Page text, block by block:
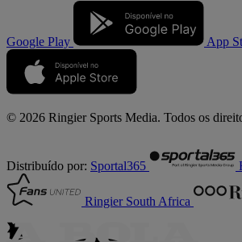
Google Play App
© 2026 Ringier Sports Media. Todos os
Distribuído por: Sportal365
Ringier South Africa